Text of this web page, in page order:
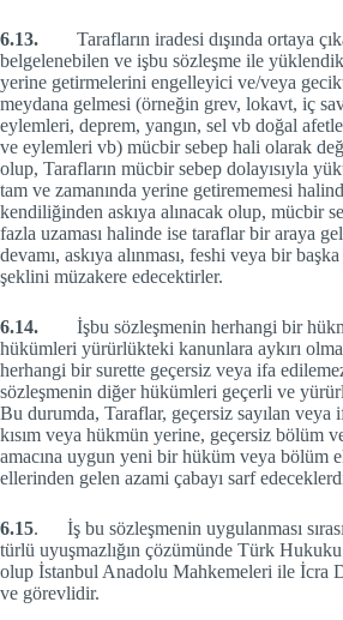
6.13.
Tarafların iradesi dışında ortaya
belgelenebilen ve işbu sözleşme ile
yerine getirmelerini engelleyici ve/veya
meydana gelmesi (örneğin grev, lokavt, iç
eylemleri, deprem, yangın, sel vb doğal
ve eylemleri vb) mücbir sebep hali olarak
olup, Tarafların mücbir sebep dolayısıyla
tam ve zamanında yerine getirememesi
kendiliğinden askıya alınacak olup, mücbir
fazla uzaması halinde ise taraflar bir araya
devamı, askıya alınması, feshi veya bir
şeklini müzakere edecektirler.
6.14. İşbu sözleşmenin herhangi bir
hükümleri yürürlükteki kanunlara aykırı
herhangi bir surette geçersiz veya ifa
sözleşmenin diğer hükümleri geçerli ve
Bu durumda, Taraflar, geçersiz sayılan veya
kısım veya hükmün yerine, geçersiz bölüm
amacına uygun yeni bir hüküm veya bölüm
ellerinden gelen azami çabayı sarf
6.15. İş bu sözleşmenin uygulanması
türlü uyuşmazlığın çözümünde Türk
olup İstanbul Anadolu Mahkemeleri ile İcra
ve görevlidir.